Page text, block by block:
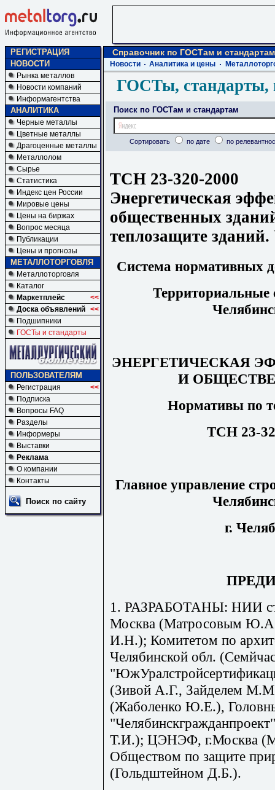
РЕГИСТРАЦИЯ
НОВОСТИ
Рынка металлов
Новости компаний
Информагентства
АНАЛИТИКА
Черные металлы
Цветные металлы
Драгоценные металлы
Металлолом
Сырье
Статистика
Индекс цен России
Мировые цены
Цены на биржах
Вопрос месяца
Публикации
Цены и прогнозы
МЕТАЛЛОТОРГОВЛЯ
Металлоторговля
Каталог
Маркетплейс
<<
Доска объявлений <<
Подшипники
ГОСТы и стандарты
ПОЛЬЗОВАТЕЛЯМ
Регистрация
<<
Подписка
Вопросы FAQ
Разделы
Информеры
Выставки
Реклама
О компании
Контакты
Поиск по сайту
Справочник по ГОСТам и стандартам
Новости Аналитика и цены
ГОСТы, стандарты,
Поиск по ГОСТам и стандартам
Сортировать по дате по
ТСН 23-320-2000
Энергетическая
общественных
теплозащите
Система нормативных
ЭНЕРГЕТИЧЕСКАЯ
И
Нормативы по
ТСН 23-
Главное управление
г.
1. РАЗРАБОТАНЫ: НИИ
Москва (Матросовым
И.Н.); Комитетом по
Челябинской обл.
(Зивой А.Г., Зайделем
(Жаболенко Ю.Е.),
Т.И.); ЦЭНЭФ, г.Москва
Обществом по защите
(Гольдштейном Д.Б.).